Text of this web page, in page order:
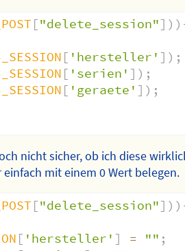
["delete_session"] ) )
[ 'hersteller' ] ) ;
[ 'serien' ] ) ;
[ 'geraete' ] ) ;
nicht sicher, ob ich diese
mit einem 0 Wert belegen.
["delete_session"] ) )
[ 'hersteller' ] = "" ;